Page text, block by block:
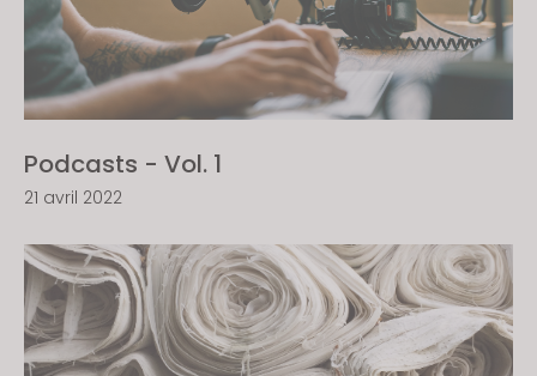
Podcasts - Vol. 1
21 avril 2022